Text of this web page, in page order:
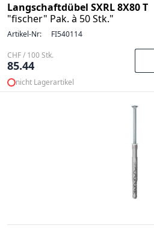
Langschaftdübel SXRL 8X80 T
"fischer" Pak. à 50 Stk."
Artikel-Nr: FI540114
CHF / 100 Stk.
85.44
nicht Lagerartikel